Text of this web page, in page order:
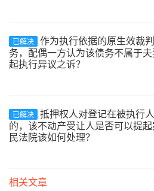
已解决 作为执行依据的原生效裁
务，配偶一方认为该债务不属于
起执行异议之诉？
已解决 抵押权人对登记在被执行
的，该不动产受让人是否可以提
民法院该如何处理？
相关文章